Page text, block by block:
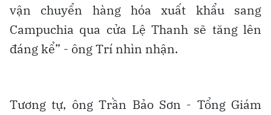
vận chuyển hàng hóa xuất khẩu sang
Campuchia qua cửa Lệ Thanh sẽ tăng lên
đáng kể” - ông Trí nhìn nhận.
Tương tự, ông Trần Bảo Sơn - Tổng Giám